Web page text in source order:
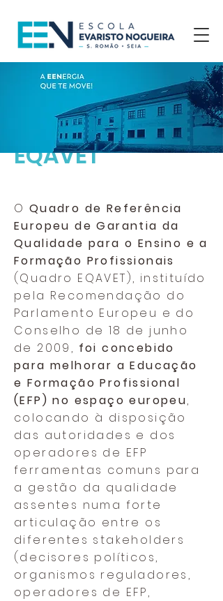
EQAVET
O Quadro de Referência
Europeu de Garantia da
Qualidade para o Ensino e a
Formação Profissionais
(Quadro EQAVET), instituído
pela Recomendação do
Parlamento Europeu e do
Conselho de 18 de junho
de 2009, foi concebido
para melhorar a Educação
e Formação Profissional
(EFP) no espaço europeu,
colocando à disposição
das autoridades e dos
operadores de EFP
ferramentas comuns para
a gestão da qualidade
assentes numa forte
articulação entre os
diferentes stakeholders
(decisores políticos,
organismos reguladores,
operadores de EFP,